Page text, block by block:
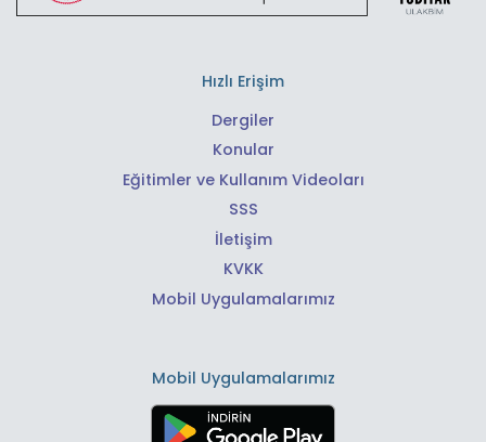
Hızlı Erişim
Dergiler
Konular
Eğitimler ve Kullanım Videoları
SSS
İletişim
KVKK
Mobil Uygulamalarımız
Mobil Uygulamalarımız